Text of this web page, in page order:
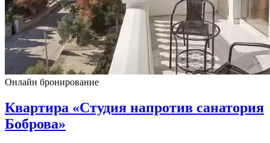
Онлайн бронирование
Квартира «Студия напротив санатория
Боброва»